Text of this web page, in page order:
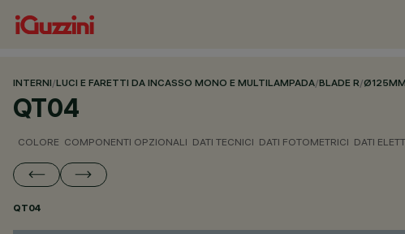
INTERNI/LUCI E FARETTI DA INCASSO MONO E MULTILAMPADA/BLADE R/Ø125MM
QT04
COLORE COMPONENTI OPZIONALI DATI TECNICI DATI FOTOMETRICI DATI
QT04